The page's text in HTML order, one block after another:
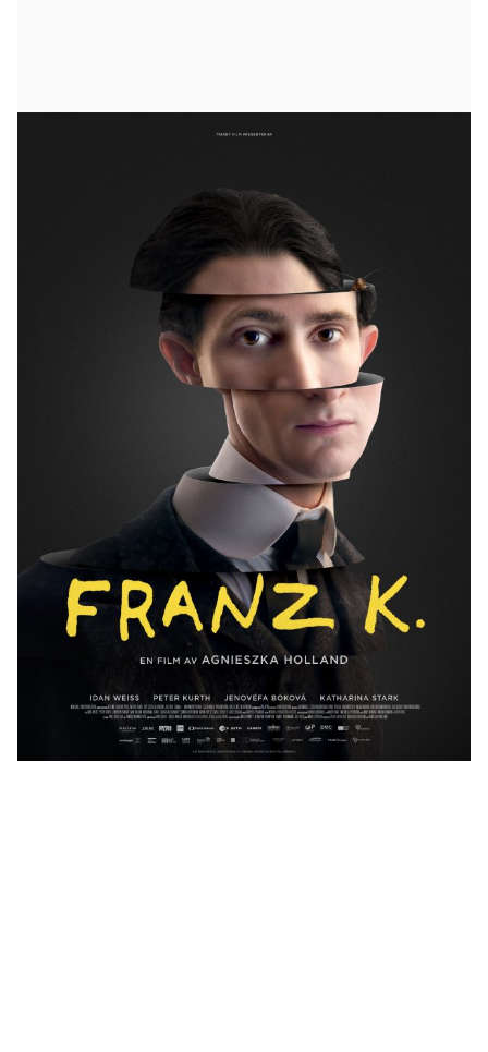
När verkligheten blir lika märklig som fantasin.
Franz K. är ett poetiskt och fragmentariskt porträtt
av Franz Kafka - där scener ur hans liv vävs samman
med visioner, drömmar och motiv ur hans litteratur.
Agnieszka Holland skildrar en känslig och
egensinnig författare som försöker hitta sin röst i en
värld som ofta känns lika absurd som hans egna